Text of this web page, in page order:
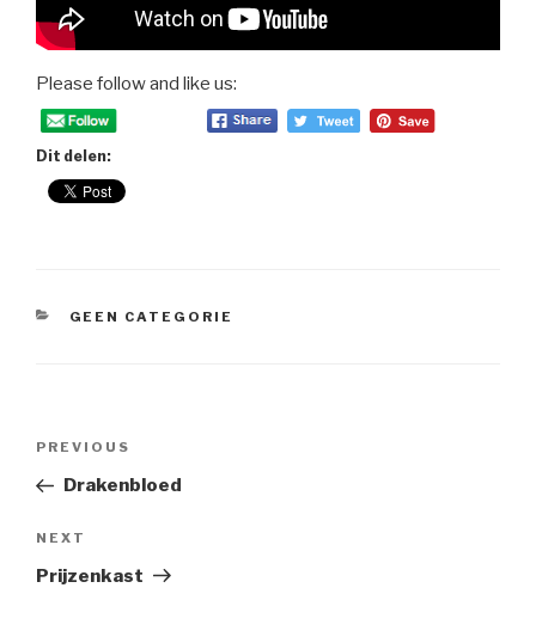
Please follow and like us:
Dit delen:
CATEGORIES
GEEN CATEGORIE
Previous
Post
PREVIOUS
Drakenbloed
Next
Post
NEXT
Prijzenkast